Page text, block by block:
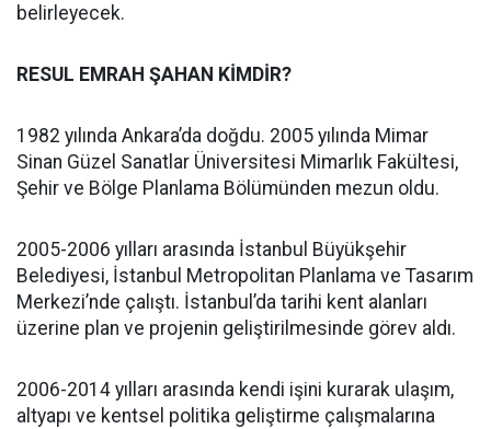
belirleyecek.
RESUL EMRAH ŞAHAN KİMDİR?
1982 yılında Ankara’da doğdu. 2005 yılında Mimar
Sinan Güzel Sanatlar Üniversitesi Mimarlık Fakültesi,
Şehir ve Bölge Planlama Bölümünden mezun oldu.
2005-2006 yılları arasında İstanbul Büyükşehir
Belediyesi, İstanbul Metropolitan Planlama ve Tasarım
Merkezi’nde çalıştı. İstanbul’da tarihi kent alanları
üzerine plan ve projenin geliştirilmesinde görev aldı.
2006-2014 yılları arasında kendi işini kurarak ulaşım,
altyapı ve kentsel politika geliştirme çalışmalarına